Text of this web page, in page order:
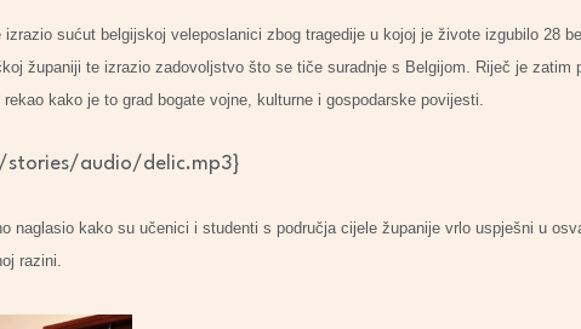
sućut belgijskoj veleposlanici zbog tragedije u kojoj je živote izgubilo 28
županiji te izrazio zadovoljstvo što se tiče suradnje s Belgijom. Riječ je zatim
kako je to grad bogate vojne, kulturne i gospodarske povijesti.
audio/delic.mp3}
naglasio kako su učenici i studenti s područja cijele županije vrlo uspješni u
razini.